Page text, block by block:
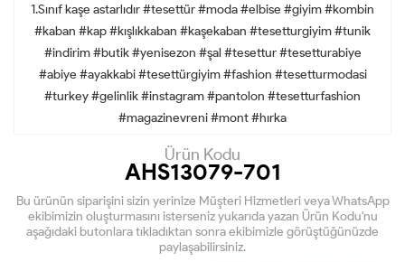
1.Sınıf kaşe astarlıdır #tesettür #moda #elbise #giyim #kombin
#kaban #kap #kışlıkkaban #kaşekaban #tesetturgiyim #tunik
#indirim #butik #yenisezon #şal #tesettur #tesetturabiye
#abiye #ayakkabi #tesettürgiyim #fashion #tesetturmodasi
#turkey #gelinlik #instagram #pantolon #tesetturfashion
#magazinevreni #mont #hırka
Ürün Kodu
AHS13079-701
Bu ürünün siparişini sizin yerinize Müşteri Hizmetleri veya WhatsApp
ekibimizin oluşturmasını isterseniz yukarıda yazan Ürün Kodu'nu
aşağıdaki butonlara tıkladıktan sonra ekibimizle görüştüğünüzde
paylaşabilirsiniz.